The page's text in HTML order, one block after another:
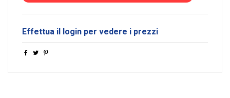
Effettua il login per vedere i prezzi